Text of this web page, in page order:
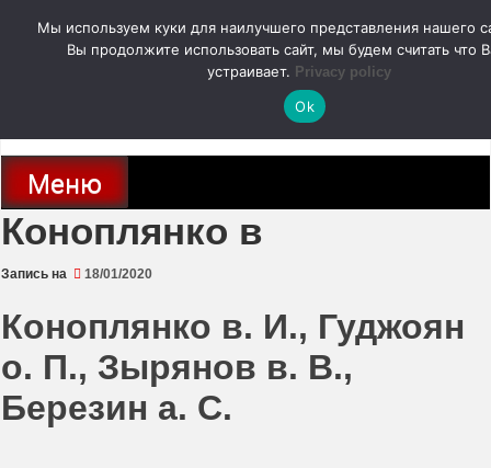
содержимому
autodoc24.ru
Новости про современные автомобили и не только, новинки зарубежного
и отечественного автопрома
Меню
Коноплянко в
Запись на 18/01/2020
Коноплянко в. И., Гуджоян
о. П., Зырянов в. В.,
Березин а. С.
Мы используем куки для наилучшего представления нашего
Вы продолжите использовать сайт, мы будем считать что
устраивает. Privacy policy
Ok